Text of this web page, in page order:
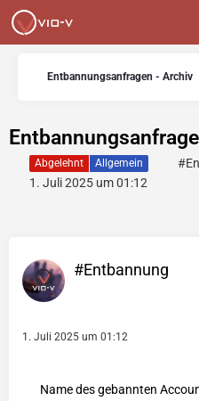
Entbannungsanfragen - Archiv
Abgelehnt Allgemein
1. Juli 2025 um 01:12
#Entbannung
1. Juli 2025 um 01:12
Name des gebannten